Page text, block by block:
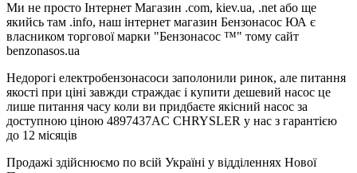
Ми не просто Інтернет Магазин .com, kiev.ua, .net або ще
якийсь там .info, наш інтернет магазин Бензонасос ЮА є
власником торгової марки "Бензонасос ™" тому сайт
benzonasos.ua
Недорогі електробензонасоси заполонили ринок, але питання
якості при ціні завжди страждає і купити дешевий насос це
лише питання часу коли ви придбаєте якісний насос за
доступною ціною 4897437AC CHRYSLER у нас з гарантією
до 12 місяців
Продажі здійснюємо по всій Україні у відділеннях Нової